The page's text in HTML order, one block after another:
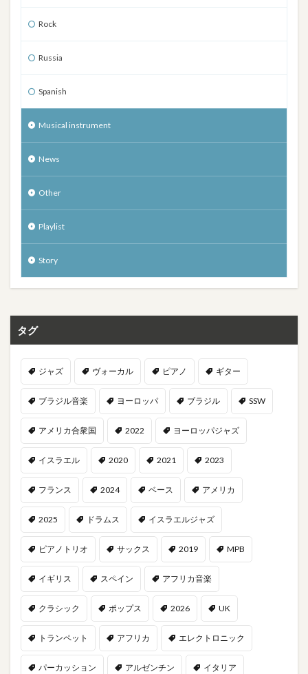
Rock
Russia
Spanish
Musical instrument
News
Other
Playlist
Story
タグ
ジャズ ヴォーカル ピアノ ギター
ブラジル音楽 ヨーロッパ ブラジル SSW
アメリカ合衆国 2022 ヨーロッパジャズ
イスラエル 2020 2021 2023
フランス 2024 ベース アメリカ
2025 ドラムス イスラエルジャズ
ピアノトリオ サックス 2019 MPB
イギリス スペイン アフリカ音楽
クラシック ポップス 2026 UK
トランペット アフリカ エレクトロニック
パーカッション アルゼンチン イタリア